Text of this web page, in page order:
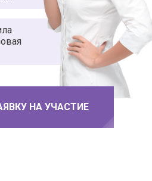
НА УЧАСТИЕ